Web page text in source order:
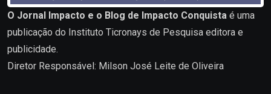
O Jornal Impacto e o Blog de Impacto Conquista é uma
publicação do Instituto Ticronays de Pesquisa editora e
publicidade.
Diretor Responsável: Milson José Leite de Oliveira